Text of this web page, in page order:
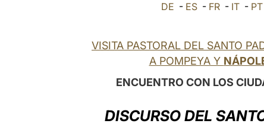
DE - ES- FR- IT- PT
VISITA PASTORAL DEL SANTO
A POMPEYA Y
ENCUENTRO CON LOS
DISCURSO DEL